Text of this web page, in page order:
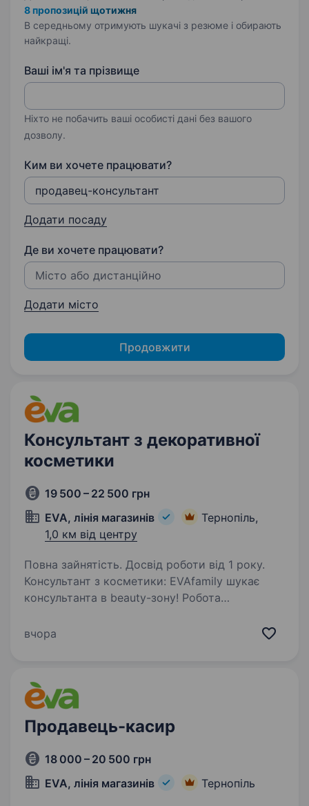
8 пропозицій щотижня
В середньому отримують шукачі з резюме і обирають
найкращі.
Ваші ім'я та прізвище
Ніхто не побачить ваші особисті дані без вашого
дозволу.
Ким ви хочете працювати?
Додати посаду
Де ви хочете працювати?
Додати місто
Продовжити
Консультант з декоративної
косметики
19 500 – 22 500 грн
EVA, лінія магазинів
Тернопіль,
1,0 км від центру
Повна зайнятість. Досвід роботи від 1 року.
Консультант з косметики: EVAfamily шукає
консультанта в beauty-зону! Робота
(не за касою). Раді розглянути кандидатів: З
вчора
Продавець-касир
18 000 – 20 500 грн
EVA, лінія магазинів
Тернопіль